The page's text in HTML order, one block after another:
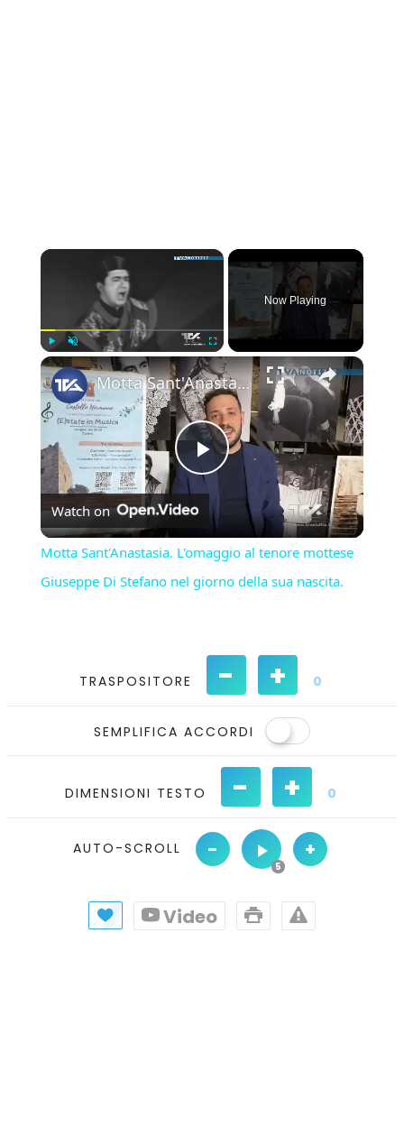
×
Play Unmute Fullscreen
Now Playing
×
Play
Video
Motta Sant'Anastasia. L'omaggio al tenore mottese Giuseppe Di Stefano nel giorno della sua nascita.
Watch on
Motta Sant'Anastasia. L'omaggio al tenore mottese
Giuseppe Di Stefano nel giorno della sua nascita.
TRASPOSITORE - + 0
SEMPLIFICA ACCORDI
DIMENSIONI TESTO - + 0
AUTO-SCROLL - +
Video